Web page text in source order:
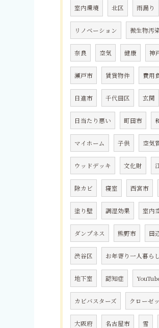
室内環境 北区 雨漏り
リノベーション 微生物汚
奈良 空気 健康 神
瀬戸市 賃貸物件 費用
日進市 千代田区 玄関
日当たり悪い 町田市
マイホーム 子供 空気
ウッドデッキ 文化財
除カビ 寝室 西宮市
塗り壁 調湿効果 室内
ダンプネス 熊野市 田
渋谷区 お年寄り一人暮らし
地下室 認知症
カビバスターズ クローゼ
大阪府 名古屋市 雪